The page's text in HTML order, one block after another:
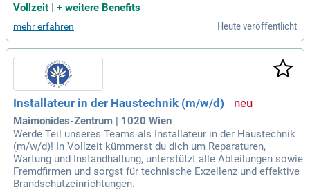
Vollzeit | + weitere Benefits
mehr erfahren Heute veröffentlicht
Installateur in der Haustechnik (m/w/d)
Maimonides-Zentrum | 1020 Wien
Werde Teil unseres Teams als Installateur in der Haustechnik
(m/w/d)! In Vollzeit kümmerst du dich um Reparaturen,
Wartung und Instandhaltung, unterstützt alle Abteilungen sowie
Fremdfirmen und sorgst für technische Exzellenz und effektive
Brandschutzeinrichtungen.